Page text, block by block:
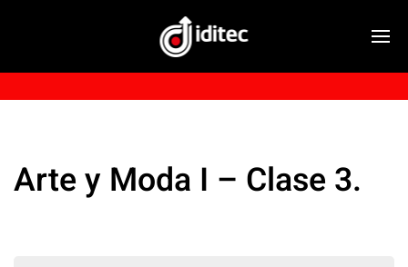
Arte y Moda I – Clase 3.